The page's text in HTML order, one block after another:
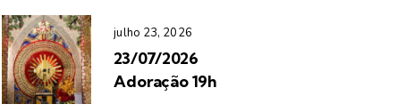
julho 23, 2026
23/07/2026
Adoração 19h